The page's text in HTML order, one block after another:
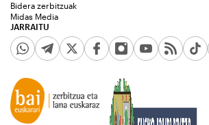
JARRAITU
Bidera zerbitzuak
Midas Media